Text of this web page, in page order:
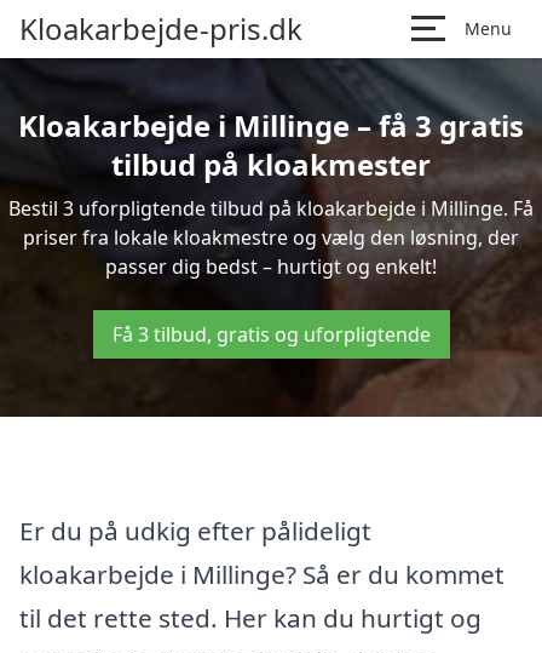
Kloakarbejde-pris.dk Menu
Kloakarbejde i Millinge – få 3 gratis
tilbud på kloakmester
Bestil 3 uforpligtende tilbud på kloakarbejde i Millinge. Få
priser fra lokale kloakmestre og vælg den løsning, der
passer dig bedst – hurtigt og enkelt!
Få 3 tilbud, gratis og uforpligtende
Er du på udkig efter pålideligt
kloakarbejde i Millinge? Så er du kommet
til det rette sted. Her kan du hurtigt og